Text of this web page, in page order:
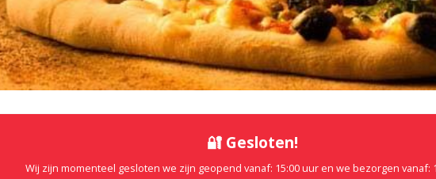
🔐 Gesloten!
Wij zijn momenteel gesloten we zijn geopend vanaf: 15:00 uur en we bezorgen vanaf: